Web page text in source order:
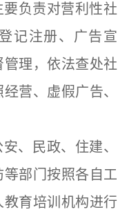
负责对营利性社
记注册、广告宣
理，依法查处社
营、虚假广告、
民政、住建、
部门按照各自工
育培训机构进行